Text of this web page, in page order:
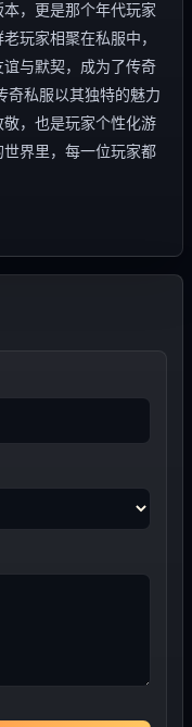
，更是那个年代玩家
玩家相聚在私服中，
与默契，成为了传奇
奇私服以其独特的魅力
，也是玩家个性化游
界里，每一位玩家都